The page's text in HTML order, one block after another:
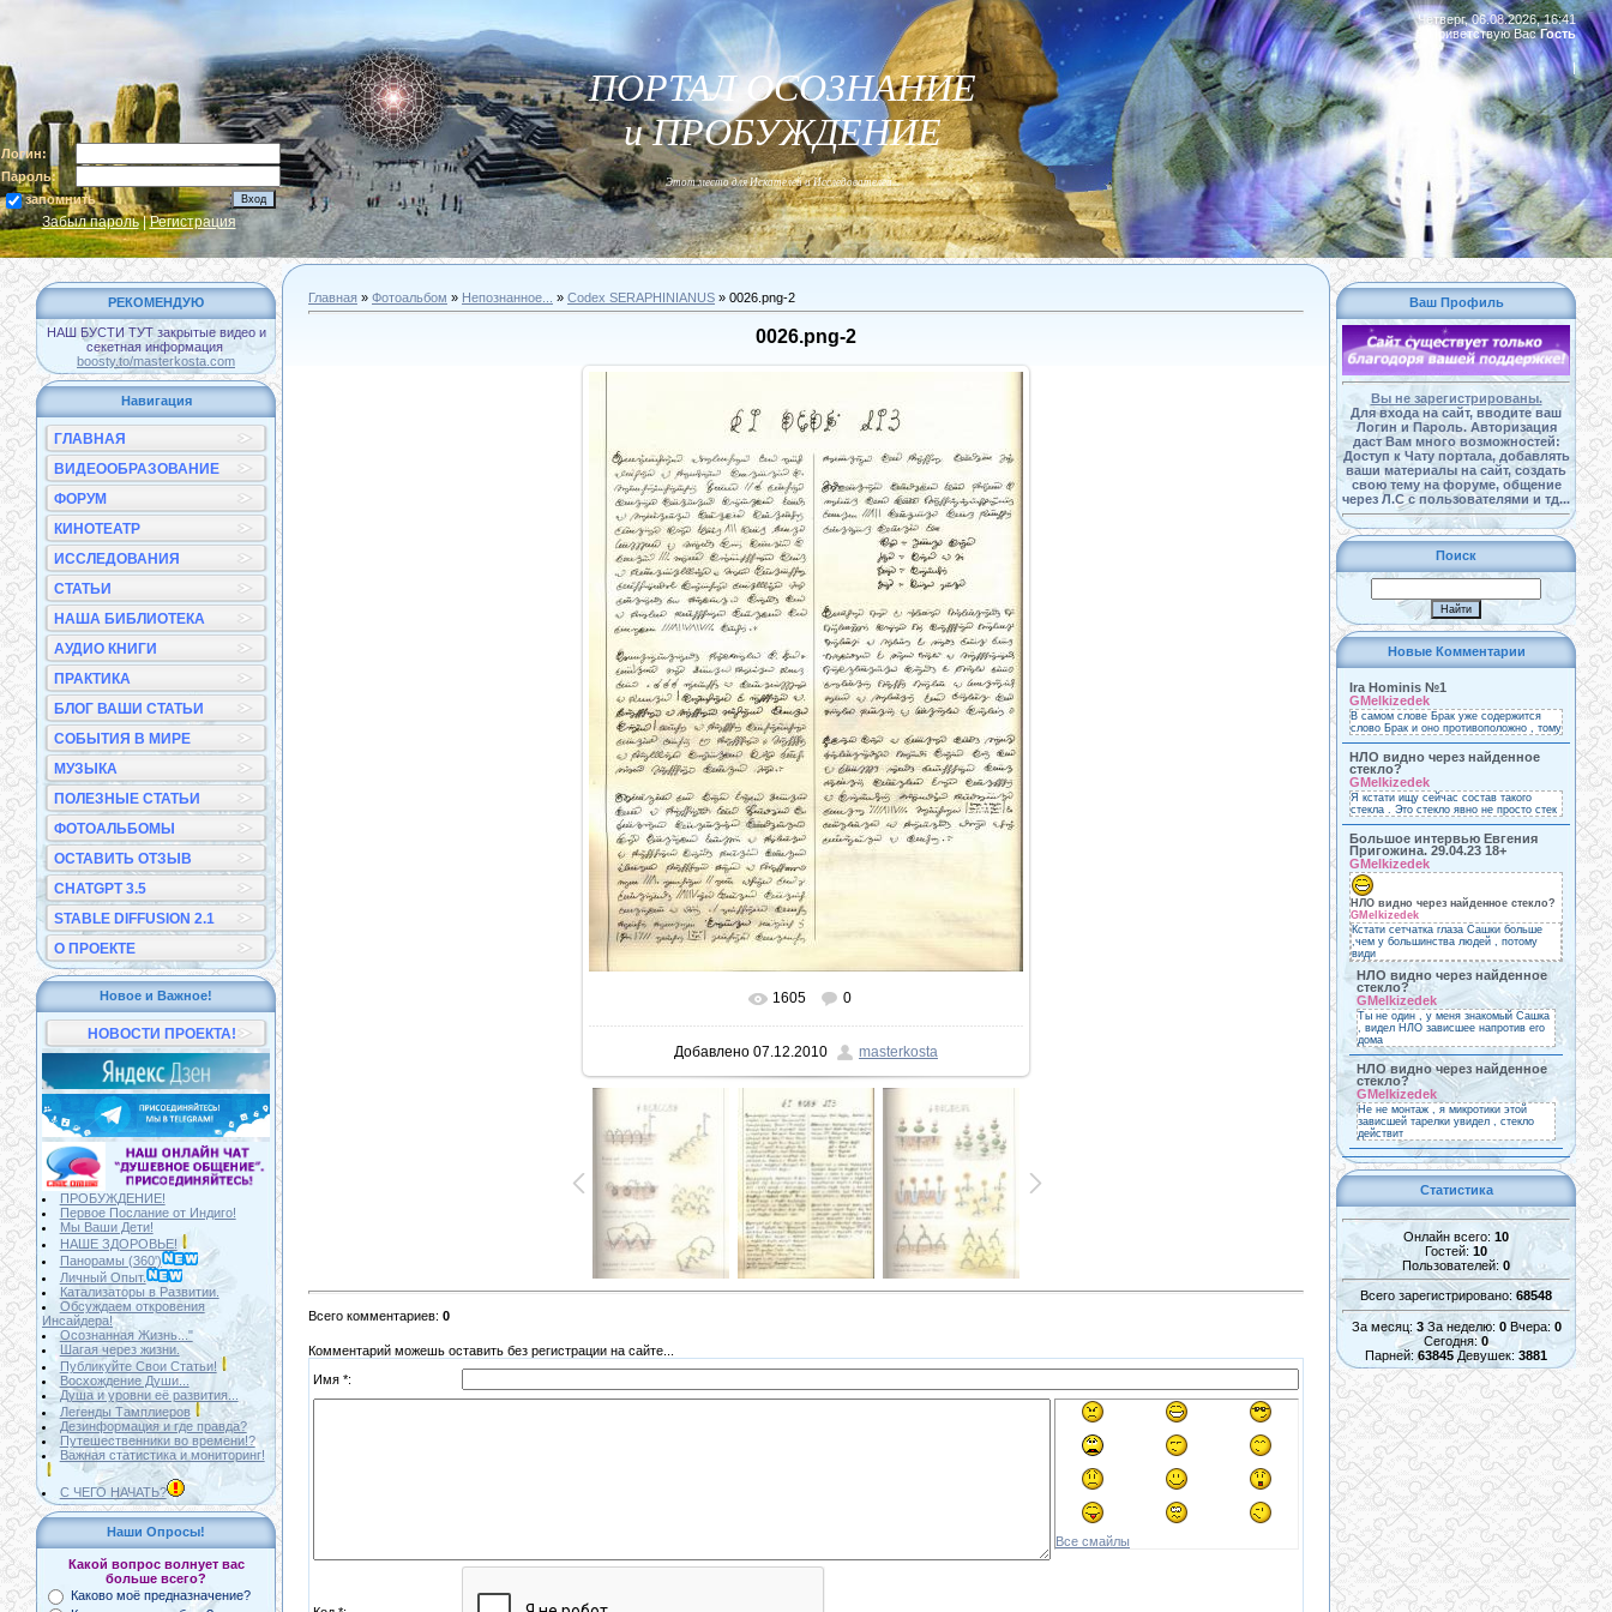
Логин:
Пароль:
запомнить
Забыл пароль|Регистрация
ПОРТАЛ ОСОЗНАНИЕ
и ПРОБУЖДЕНИЕ
Этот место для Искателей и Исследователей...
Четверг, 06.08.2026, 16:41
Приветствую ВасГость
|
РЕКОМЕНДУЮ
НАШ БУСТИ ТУТ закрытые видео и
секетная информация
boosty.to/masterkosta.com
Навигация
ГЛАВНАЯ
ВИДЕООБРАЗОВАНИЕ
ФОРУМ
КИНОТЕАТР
ИССЛЕДОВАНИЯ
СТАТЬИ
НАША БИБЛИОТЕКА
АУДИО КНИГИ
ПРАКТИКА
БЛОГ ВАШИ СТАТЬИ
СОБЫТИЯ В МИРЕ
МУЗЫКА
ПОЛЕЗНЫЕ СТАТЬИ
ФОТОАЛЬБОМЫ
ОСТАВИТЬ ОТЗЫВ
CHATGPT 3.5
STABLE DIFFUSION 2.1
О ПРОЕКТЕ
Новое и Важное!
НОВОСТИ ПРОЕКТА!
ПРОБУЖДЕНИЕ!
Первое Послание от Индиго!
Мы Ваши Дети!
НАШЕ ЗДОРОВЬЕ!
Панорамы (360')
Личный Опыт.
Катализаторы в Развитии.
Обсуждаем откровения
Инсайдера!
Осознанная Жизнь..."
Шагая через жизни.
Публикуйте Свои Статьи!
Восхождение Души...
Душа и уровни её развития...
Легенды Тамплиеров
Дезинформация и где правда?
Путешественники во времени!?
Важная статистика и мониторинг!
С ЧЕГО НАЧАТЬ?
Наши Опросы!
Какой вопрос волнует вас
больше всего?
Каково моё предназначение?
Главная » Фотоальбом » Непознанное... » Codex SERAPHINIANUS » 0026.png-2
0026.png-2
В реальном размере 1161x1600
1605 0
Добавлено 07.12.2010 masterkosta
Всего комментариев: 0
Комментарий можешь оставить без регистрации на сайте...
Имя *:
Все смайлы
Ваш Профиль
Вы не зарегистрированы.
Для входа на сайт, вводите ваш
Логин и Пароль. Авторизация
даст Вам много возможностей:
Доступ к Чату портала, добавлять
ваши материалы на сайт, создать
свою тему на форуме, общение
через Л.С с пользователями и тд...
Поиск
Новые Комментарии
Ira Hominis №1
GMelkizedek
В самом слове Брак уже содержится
слово Брак и оно противоположно , тому
НЛО видно через найденное
стекло?
GMelkizedek
Я кстати ищу сейчас состав такого
стекла . Это стекло явно не просто стек
Большое интервью Евгения
Пригожина. 29.04.23 18+
GMelkizedek
НЛО видно через найденное стекло?
GMelkizedek
Кстати сетчатка глаза Сашки больше
,чем у большинства людей , потому
види
НЛО видно через найденное
стекло?
GMelkizedek
Ты не один , у меня знакомый Сашка
, видел НЛО зависшее напротив его
дома
НЛО видно через найденное
стекло?
GMelkizedek
Не не монтаж , я микротики этой
зависшей тарелки увидел , стекло
действит
Статистика
Онлайн всего: 10
Гостей: 10
Пользователей: 0
Всего зарегистрировано: 68548
За месяц: 3За неделю: 0Вчера: 0
Сегодня:0
Парней:63845 Девушек: 3881